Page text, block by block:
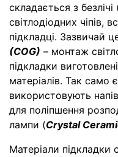
складається з
світлодіодних чіпів,
підкладці. Зазвичай
(COG) – монтаж
підкладки
матеріалів. Так само є
використовують
для поліпшення
лампи (Crystal
Матеріали підкладки